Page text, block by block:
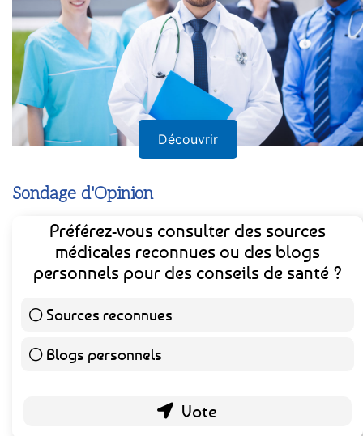
Découvrir
Sondage d'Opinion
Préférez-vous consulter des sources
médicales reconnues ou des blogs
personnels pour des conseils de santé ?
Sources reconnues
Blogs personnels